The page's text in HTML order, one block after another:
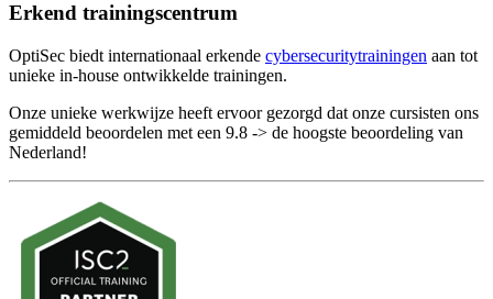
Erkend trainingscentrum
OptiSec biedt internationaal erkende cybersecuritytrainingen aan tot
unieke in-house ontwikkelde trainingen.
Onze unieke werkwijze heeft ervoor gezorgd dat onze cursisten ons
gemiddeld beoordelen met een 9.8 -> de hoogste beoordeling van
Nederland!